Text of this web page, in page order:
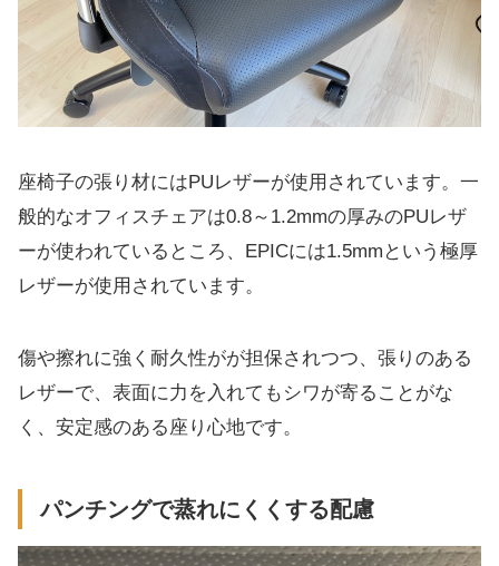
座椅子の張り材にはPUレザーが使用されています。一
般的なオフィスチェアは0.8～1.2mmの厚みのPUレザ
ーが使われているところ、EPICには1.5mmという極厚
レザーが使用されています。
傷や擦れに強く耐久性がが担保されつつ、張りのある
レザーで、表面に力を入れてもシワが寄ることがな
く、安定感のある座り心地です。
パンチングで蒸れにくくする配慮